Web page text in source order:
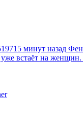
минут назад
встаёт на